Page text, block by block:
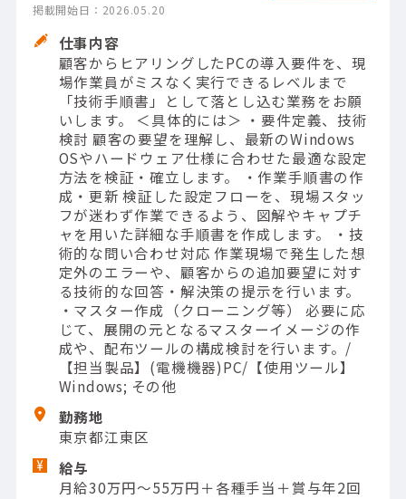
掲載開始日：2026.05.20
仕事内容
顧客からヒアリングしたPCの導入要件を、現
場作業員がミスなく実行できるレベルまで
「技術手順書」として落とし込む業務をお願
いします。 ＜具体的には＞ ・要件定義、技術
検討 顧客の要望を理解し、最新のWindows
OSやハードウェア仕様に合わせた最適な設定
方法を検証・確立します。 ・作業手順書の作
成・更新 検証した設定フローを、現場スタッ
フが迷わず作業できるよう、図解やキャプチ
ャを用いた詳細な手順書を作成します。 ・技
術的な問い合わせ対応 作業現場で発生した想
定外のエラーや、顧客からの追加要望に対す
る技術的な回答・解決策の提示を行います。
・マスター作成（クローニング等） 必要に応
じて、展開の元となるマスターイメージの作
成や、配布ツールの構成検討を行います。/
【担当製品】(電機機器)PC/【使用ツール】
Windows; その他
勤務地
東京都江東区
給与
月給30万円～55万円＋各種手当＋賞与年2回